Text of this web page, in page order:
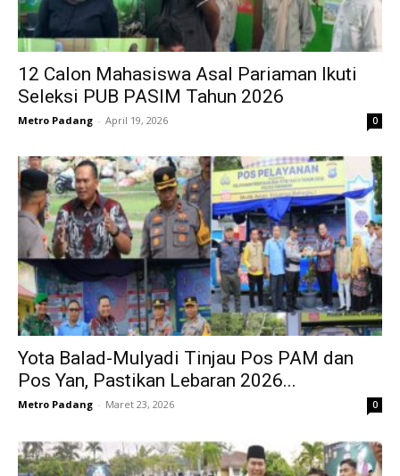
12 Calon Mahasiswa Asal Pariaman Ikuti
Seleksi PUB PASIM Tahun 2026
Metro Padang - April 19, 2026 0
Yota Balad-Mulyadi Tinjau Pos PAM dan
Pos Yan, Pastikan Lebaran 2026...
Metro Padang - Maret 23, 2026 0